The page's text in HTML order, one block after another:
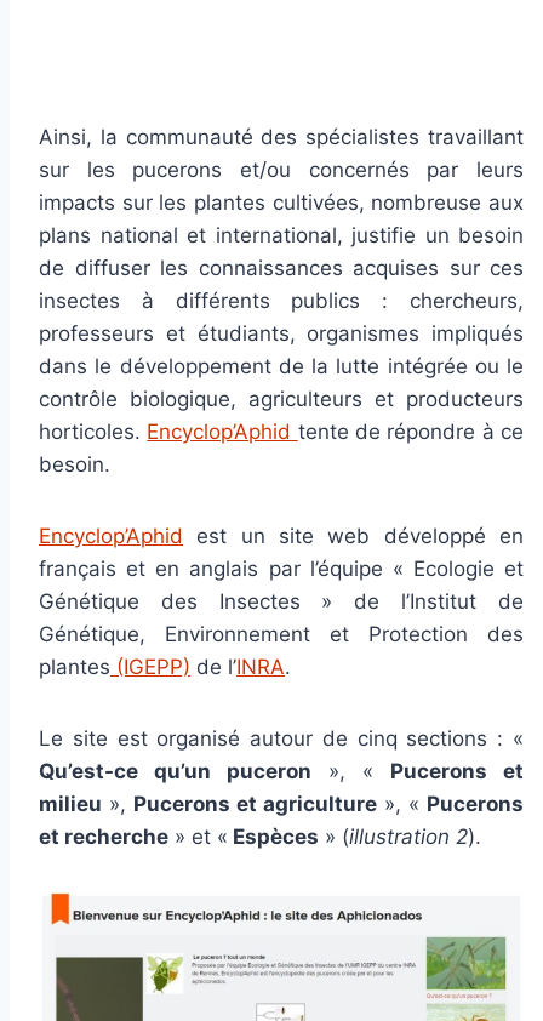
Ainsi, la communauté des spécialistes travaillant
sur les pucerons et/ou concernés par leurs
impacts sur les plantes cultivées, nombreuse aux
plans national et international, justifie un besoin
de diffuser les connaissances acquises sur ces
insectes à différents publics : chercheurs,
professeurs et étudiants, organismes impliqués
dans le développement de la lutte intégrée ou le
contrôle biologique, agriculteurs et producteurs
horticoles. Encyclop’Aphid tente de répondre à ce
besoin.
Encyclop’Aphid est un site web développé en
français et en anglais par l’équipe « Ecologie et
Génétique des Insectes » de l’Institut de
Génétique, Environnement et Protection des
plantes (IGEPP) de l’INRA.
Le site est organisé autour de cinq sections : «
Qu’est-ce qu’un puceron », « Pucerons et
milieu », Pucerons et agriculture », « Pucerons
et recherche » et « Espèces » (illustration 2).